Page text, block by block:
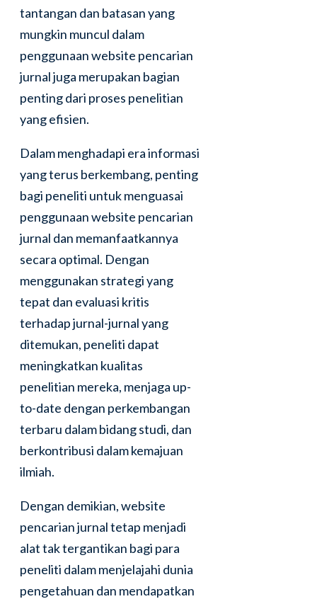
tantangan dan batasan yang
mungkin muncul dalam
penggunaan website pencarian
jurnal juga merupakan bagian
penting dari proses penelitian
yang efisien.
Dalam menghadapi era informasi
yang terus berkembang, penting
bagi peneliti untuk menguasai
penggunaan website pencarian
jurnal dan memanfaatkannya
secara optimal. Dengan
menggunakan strategi yang
tepat dan evaluasi kritis
terhadap jurnal-jurnal yang
ditemukan, peneliti dapat
meningkatkan kualitas
penelitian mereka, menjaga up-
to-date dengan perkembangan
terbaru dalam bidang studi, dan
berkontribusi dalam kemajuan
ilmiah.
Dengan demikian, website
pencarian jurnal tetap menjadi
alat tak tergantikan bagi para
peneliti dalam menjelajahi dunia
pengetahuan dan mendapatkan